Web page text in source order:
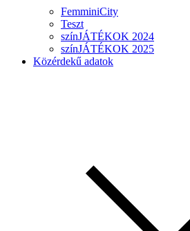
FemminiCity
Teszt
színJÁTÉKOK 2024
színJÁTÉKOK 2025
Közérdekű adatok